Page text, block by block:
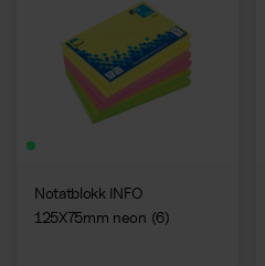
Notatblokk INFO
125X75mm neon (6)